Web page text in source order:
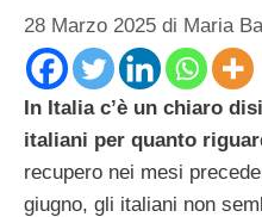
28 Marzo 2025 di Maria
In Italia c’è un chiaro
italiani per quanto
recupero nei mesi
giugno, gli italiani non